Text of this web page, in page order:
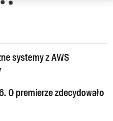
systemy z AWS
O premierze zdecydowało